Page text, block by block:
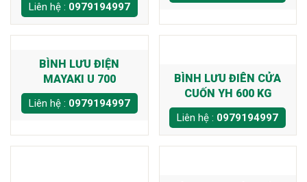
Liên hệ : 0979194997
BÌNH LƯU ĐIỆN
MAYAKI U 700
Liên hệ : 0979194997
BÌNH LƯU ĐIÊN CỬA
CUỐN YH 600 KG
Liên hệ : 0979194997